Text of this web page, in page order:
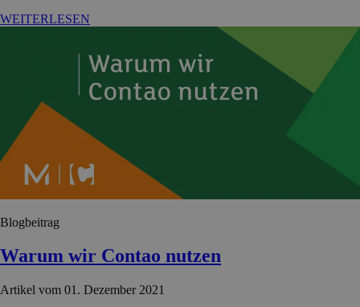
WEITERLESEN
Blogbeitrag
Warum wir Contao nutzen
Artikel vom 01. Dezember 2021